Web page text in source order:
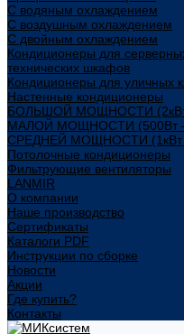
С водяным охлаждением
С воздушным охлаждением
С двойным охлаждением
Кондиционеры для
технических шкафов
Кондиционеры для уличных
Настенные кондиционеры
БОЛЬШОЙ МОЩНОСТИ (2кВт
МАЛОЙ МОЩНОСТИ (500Вт
СРЕДНЕЙ МОЩНОСТИ (1кВт
Потолочные кондиционеры
Фильтрующие вентиляторы
LANMIR
О компании
Наше производство
Сертификаты
Каталоги PDF
Инструкции по сборке
Новости
Акции
Где купить?
Контакты